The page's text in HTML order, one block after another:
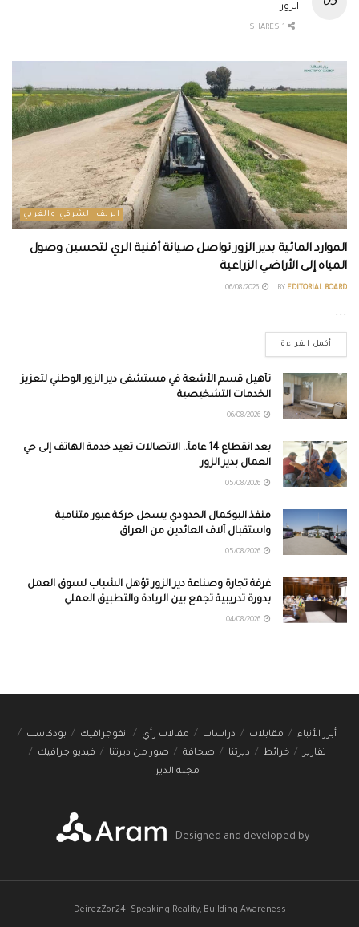
الزور
الريف الشرقي والغربي
الموارد المائية بدير الزور تواصل صيانة أقنية الري لتحسين وصول
المياه إلى الأراضي الزراعية
BY EDITORIAL BOARD
...
أكمل القراءة
تأهيل قسم الأشعة في مستشفى دير الزور الوطني لتعزيز
الخدمات التشخيصية
بعد انقطاع 14 عاماً.. الاتصالات تعيد خدمة الهاتف إلى حي
العمال بدير الزور
منفذ البوكمال الحدودي يسجل حركة عبور متنامية
واستقبال آلاف العائدين من العراق
غرفة تجارة وصناعة دير الزور تؤهل الشباب لسوق العمل
بدورة تدريبية تجمع بين الريادة والتطبيق العملي
أبرز الأنباء مقابلات دراسات مقالات رأي انفوجرافيك
بودكاست
تقارير
خرائط ديرتنا صحافة صور من ديرتنا
فيديو جرافيك
مجلة الدير
Designed and developed by
DeirezZor24: Speaking Reality, Building Awareness